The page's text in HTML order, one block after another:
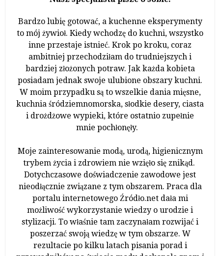
Bardzo lubię gotować, a kuchenne eksperymenty
to mój żywioł. Kiedy wchodzę do kuchni, wszystko
inne przestaje istnieć. Krok po kroku, coraz
ambitniej przechodziłam do trudniejszych i
bardziej złożonych potraw. Jak każda kobieta
posiadam jednak swoje ulubione obszary kuchni.
W moim przypadku są to wszelkie dania mięsne,
kuchnia śródziemnomorska, słodkie desery, ciasta
i drożdżowe wypieki, które ostatnio zupełnie
mnie pochłonęły.
Moje zainteresowanie modą, urodą, higienicznym
trybem życia i zdrowiem nie wzięło się znikąd.
Dotychczasowe doświadczenie zawodowe jest
nieodłącznie związane z tym obszarem. Praca dla
portalu internetowego Źródło.net dała mi
możliwość wykorzystanie wiedzy o urodzie i
stylizacji. To właśnie tam zaczynałam rozwijać i
poszerzać swoją wiedzę w tym obszarze. W
rezultacie po kilku latach pisania porad i